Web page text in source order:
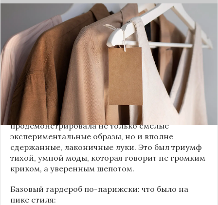
Принято считать, что Неделя моды в Париже —
это исключительно про безумные тренды, на
которые обычный человек посмотрит с
недоумением. Но самый интересный тренд этого
сезона был обращен к реальной жизни. Показы
доказали: истинная роскошь и мастерство стиля
заключаются не в эпатаже, а в виртуозном
владении базовыми вещами.
Как тонко подметила автор канала «Деловая
косметичка», завершившаяся неделя моды
продемонстрировала не только смелые
экспериментальные образы, но и вполне
сдержанные, лаконичные луки. Это был триумф
тихой, умной моды, которая говорит не громким
криком, а уверенным шепотом.
Базовый гардероб по-парижски: что было на
пике стиля: